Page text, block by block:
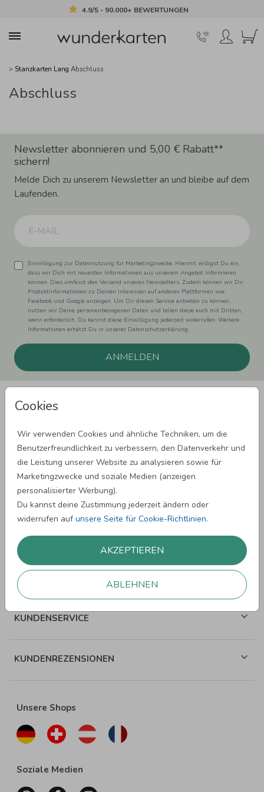
4.9/5 - 90.000+ BEWERTUNGEN
Cookies
Wir verwenden Cookies und ähnliche Techniken, um die
Benutzerfreundlichkeit zu verbessern, den Datenverkehr und
die Leistung unserer Website zu analysieren sowie für
Marketingzwecke und soziale Medien (anzeigen
personalisierter Werbung).
Du kannst deine Zustimmung jederzeit ändern oder
widerrufen aufunsere Seite für Cookie-Richtlinien.
AKZEPTIEREN
ABLEHNEN
> Stanzkarten Lang Abschluss
Abschluss
Newsletter abonnieren und 5,00 € Rabatt**
sichern!
Melde Dich zu unserem Newsletter an und bleibe auf dem
Laufenden.
Einwilligung zur Datennutzung für Marketingzwecke: Hiermit willigst Du ein,
dass wir Dich mit neuesten Informationen aus unserem Angebot informieren
können. Dies umfasst den Versand unseres Newsletters. Zudem können wir Dir
Produktinformationen zu Deinen Interessen auf anderen Plattformen wie
Facebook und Google anzeigen. Um Dir diesen Service anbieten zu können,
nutzen wir Deine personenbezogenen Daten und teilen diese auch mit Dritten,
wenn erforderlich. Du kannst diese Einwilligung jederzeit widerrufen. Weitere
Informationen erhätst Du in unserer Datenschutzerklärung.
ANMELDEN
SPRÜCHE ZUM GEBURTSTAG
SPRÜCHE ZUR HOCHZEIT
WEITERE SPRÜCHE
ÜBER WUNDERKARTEN
KUNDENSERVICE
KUNDENREZENSIONEN
Unsere Shops
Soziale Medien